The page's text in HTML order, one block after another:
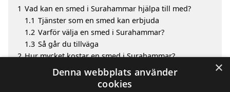
1 Vad kan en smed i Surahammar hjälpa till med?
1.1 Tjänster som en smed kan erbjuda
1.2 Varför välja en smed i Surahammar?
1.3 Så går du tillväga
2 Hur mycket kostar en smed i Surahammar?
Fördelar med att välja smed i Surahammar
Sök efter en skicklig smed i de omgivande städerna
×
Denna webbplats använder
cookies